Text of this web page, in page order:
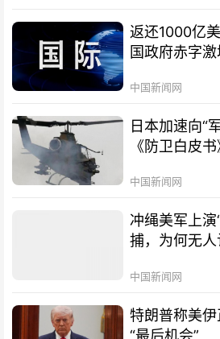
返还1000亿
国政府赤字激
中国新闻网
日本加速向“
《防卫白皮
中国新闻网
冲绳美军上演
捕，为何无人
中国新闻网
特朗普称美
“最后机会”